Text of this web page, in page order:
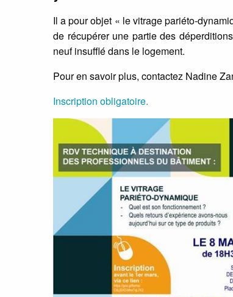
Il a pour objet « le vitrage pariéto-
de récupérer une partie des
neuf insufflé dans le logement.
Pour en savoir plus, contactez Nadine
Inscription obligatoire.